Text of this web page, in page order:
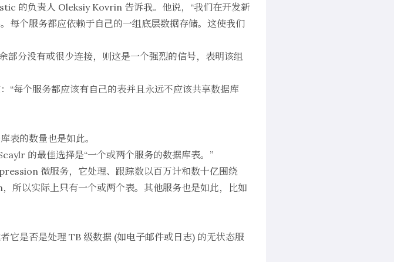
的负责人 Oleksiy Kovrin 告诉我。他说，“我们在开发新
每个服务都应依赖于自己的一组底层数据存储。这使我们
分没有或很少连接，则这是一个强烈的信号，表明该组
每个服务都应该有自己的表并且永远不应该共享数据库
表的数量也是如此。
的最佳选择是“一个或两个服务的数据库表。”
微服务，它处理、跟踪数以百万计和数十亿围绕
所以实际上只有一个或两个表。其他服务也是如此，比如
它是否是处理 TB 级数据 (如电子邮件或日志) 的无状态服